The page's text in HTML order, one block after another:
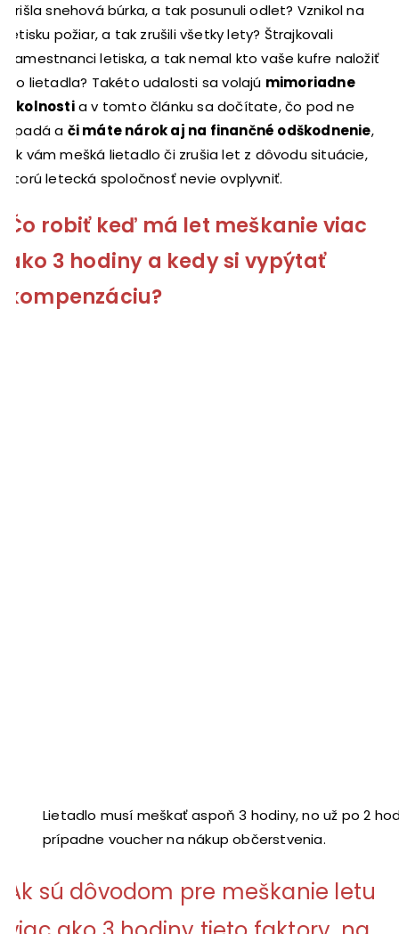
Prišla snehová búrka, a tak posunuli odlet? Vznikol na
letisku požiar, a tak zrušili všetky lety? Štrajkovali
zamestnanci letiska, a tak nemal kto vaše kufre naložiť
do lietadla? Takéto udalosti sa volajú mimoriadne
okolnostia v tomto článku sa dočítate, čo pod ne
spadá a či máte nárok aj na finančné odškodnenie,
ak vám mešká lietadlo či zrušia let z dôvodu situácie,
ktorú letecká spoločnosť nevie ovplyvniť.
Čo robiť keď má let meškanie viac
ako 3 hodiny a kedy si vypýtať
kompenzáciu?
Lietadlo musí meškať aspoň 3 hodiny, no už po 2
prípadne voucher na nákup občerstvenia.
Ak sú dôvodom pre meškanie letu